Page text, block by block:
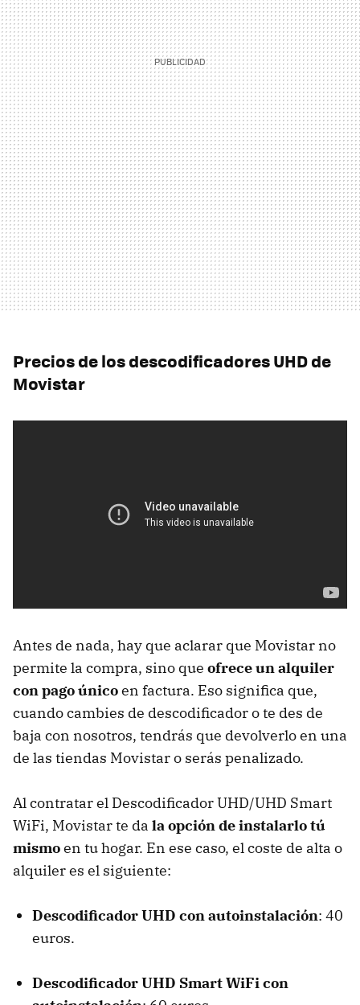
Precios de los descodificadores UHD de
Movistar
Antes de nada, hay que aclarar que Movistar no
permite la compra, sino que ofrece un alquiler
con pago únicoen factura. Eso significa que,
cuando cambies de descodificador o te des de
baja con nosotros, tendrás que devolverlo en una
de las tiendas Movistar o serás penalizado.
Al contratar el Descodificador UHD/UHD Smart
WiFi, Movistar te da la opción de instalarlo tú
mismoen tu hogar. En ese caso, el coste de alta o
alquiler es el siguiente:
Descodificador UHD con autoinstalación: 40
euros.
Descodificador UHD Smart WiFi con